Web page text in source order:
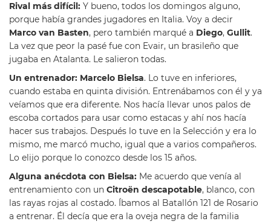
Rival más difícil: Y bueno, todos los domingos alguno,
porque había grandes jugadores en Italia. Voy a decir
Marco van Basten, pero también marqué a Diego, Gullit.
La vez que peor la pasé fue con Evair, un brasileño que
jugaba en Atalanta. Le salieron todas.
Un entrenador: Marcelo Bielsa. Lo tuve en inferiores,
cuando estaba en quinta división. Entrenábamos con él y ya
veíamos que era diferente. Nos hacía llevar unos palos de
escoba cortados para usar como estacas y ahí nos hacía
hacer sus trabajos. Después lo tuve en la Selección y era lo
mismo, me marcó mucho, igual que a varios compañeros.
Lo elijo porque lo conozco desde los 15 años.
Alguna anécdota con Bielsa: Me acuerdo que venía al
entrenamiento con un Citroën descapotable, blanco, con
las rayas rojas al costado. Íbamos al Batallón 121 de Rosario
a entrenar. Él decía que era la oveja negra de la familia